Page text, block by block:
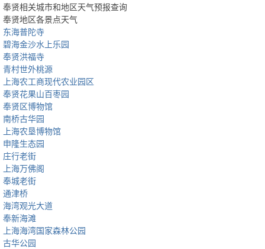
奉贤相关城市和地区天气预报查询
奉贤地区各景点天气
东海普陀寺
碧海金沙水上乐园
奉贤洪福寺
青村世外桃源
上海农工商现代农业园区
奉贤花果山百枣园
奉贤区博物馆
南桥古华园
上海农垦博物馆
申隆生态园
庄行老街
上海万佛阁
奉城老街
通津桥
海湾观光大道
奉新海滩
上海海湾国家森林公园
古华公园